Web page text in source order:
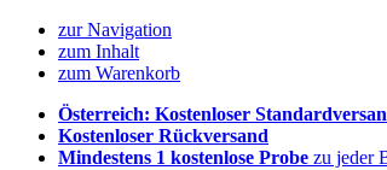
zur Navigation
zum Inhalt
zum Warenkorb
Österreich: Kostenloser
Kostenloser Rückversand
Mindestens 1 kostenlose Probe zu jeder